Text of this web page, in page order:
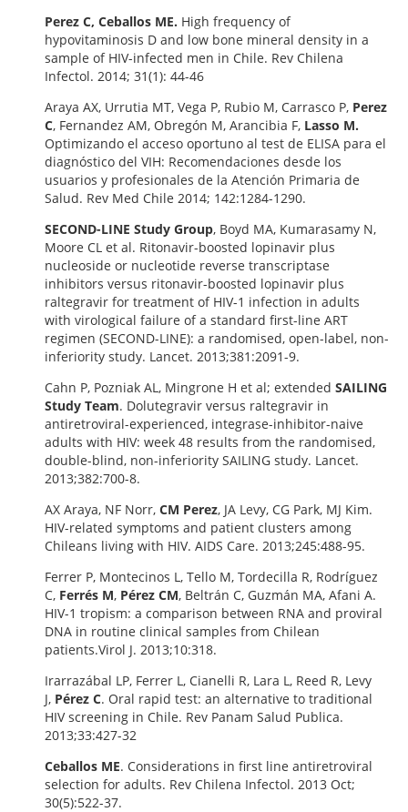
Perez C, Ceballos ME. High frequency of
hypovitaminosis D and low bone mineral density in a
sample of HIV-infected men in Chile. Rev Chilena
Infectol. 2014; 31(1): 44-46
Araya AX, Urrutia MT, Vega P, Rubio M, Carrasco P, Perez
C, Fernandez AM, Obregón M, Arancibia F, Lasso M.
Optimizando el acceso oportuno al test de ELISA para el
diagnóstico del VIH: Recomendaciones desde los
usuarios y profesionales de la Atención Primaria de
Salud. Rev Med Chile 2014; 142:1284-1290.
SECOND-LINE Study Group, Boyd MA, Kumarasamy N,
Moore CL et al. Ritonavir-boosted lopinavir plus
nucleoside or nucleotide reverse transcriptase
inhibitors versus ritonavir-boosted lopinavir plus
raltegravir for treatment of HIV-1 infection in adults
with virological failure of a standard first-line ART
regimen (SECOND-LINE): a randomised, open-label, non-
inferiority study. Lancet. 2013;381:2091-9.
Cahn P, Pozniak AL, Mingrone H et al; extended SAILING
Study Team. Dolutegravir versus raltegravir in
antiretroviral-experienced, integrase-inhibitor-naive
adults with HIV: week 48 results from the randomised,
double-blind, non-inferiority SAILING study. Lancet.
2013;382:700-8.
AX Araya, NF Norr, CM Perez, JA Levy, CG Park, MJ Kim.
HIV-related symptoms and patient clusters among
Chileans living with HIV. AIDS Care. 2013;245:488-95.
Ferrer P, Montecinos L, Tello M, Tordecilla R, Rodríguez
C, Ferrés M, Pérez CM, Beltrán C, Guzmán MA, Afani A.
HIV-1 tropism: a comparison between RNA and proviral
DNA in routine clinical samples from Chilean
patients.Virol J. 2013;10:318.
Irarrazábal LP, Ferrer L, Cianelli R, Lara L, Reed R, Levy
J, Pérez C. Oral rapid test: an alternative to traditional
HIV screening in Chile. Rev Panam Salud Publica.
2013;33:427-32
Ceballos ME. Considerations in first line antiretroviral
selection for adults. Rev Chilena Infectol. 2013 Oct;
30(5):522-37.